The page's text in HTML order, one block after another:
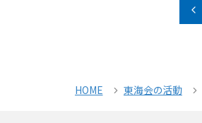
HOME 東海会の活動